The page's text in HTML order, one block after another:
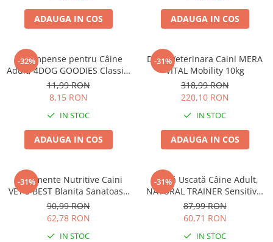
ADAUGA IN COS ADAUGA IN COS
-32%
Recompense pentru Câine
Adult, 4DOG GOODIES Classic,
Jerky Tenders Pui, 100g
11,99 RON
8,15 RON
IN STOC
ADAUGA IN COS
-31%
Dieta Veterinara Caini MERA
VITAL Mobility 10kg
318,99 RON
220,10 RON
IN STOC
ADAUGA IN COS
-31%
Suplimente Nutritive Caini
VET'S BEST Blanita Sanatoasa
60 tablete
90,99 RON
62,78 RON
IN STOC
-31%
Hrană Uscată Câine Adult,
NATURAL TRAINER Sensitive,
Fără Gluten, Talie Mică,
Iepure, 2kg
87,99 RON
60,71 RON
IN STOC